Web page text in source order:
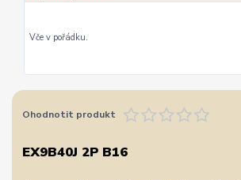
Vče v pořádku.
Ohodnotit produkt
EX9B40J 2P B16